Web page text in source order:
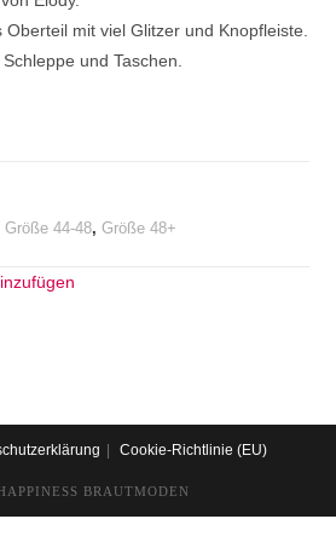
mit viel Glitzer und Knopfleiste.
und Taschen.
Größe 44-48,Größe 48+
Cookie-Richtlinie (EU)
BRAUTMODEN